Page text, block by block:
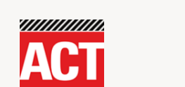
contenu